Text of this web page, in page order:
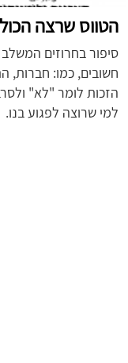
הטווס שרצה הכול
סיפור בחרוזים המשלב
חשובים, כמו: חברות,
הזכות לומר "לא"
למי שרוצה לפגוע בנו.